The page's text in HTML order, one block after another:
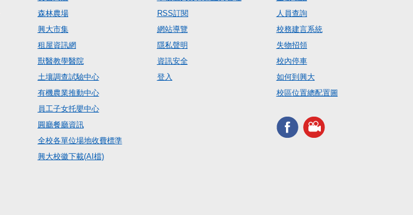
森林農場
興大市集
租屋資訊網
獸醫教學醫院
土壤調查試驗中心
有機農業推動中心
員工子女托嬰中心
圓廳餐廳資訊
全校各單位場地收費標準
興大校徽下載(AI檔)
RSS訂閱
網站導覽
隱私聲明
資訊安全
登入
人員查詢
校務建言系統
失物招領
校內停車
如何到興大
校區位置總配置圖